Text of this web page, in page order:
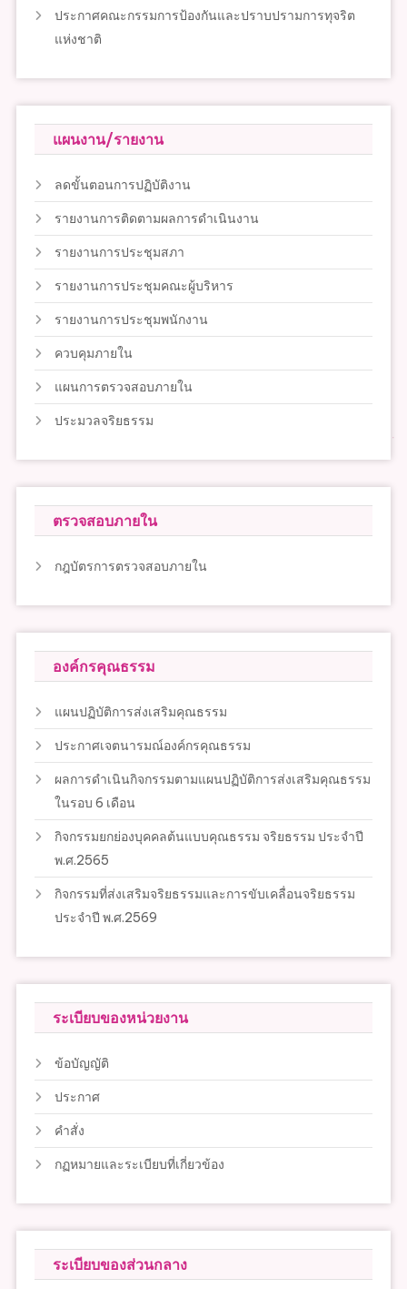
ประกาศคณะกรรมการป้องกันและปราบปรามการทุจริต
แห่งชาติ
แผนงาน/รายงาน
ลดขั้นตอนการปฏิบัติงาน
รายงานการติดตามผลการดำเนินงาน
รายงานการประชุมสภา
รายงานการประชุมคณะผู้บริหาร
รายงานการประชุมพนักงาน
ควบคุมภายใน
แผนการตรวจสอบภายใน
ประมวลจริยธรรม
ตรวจสอบภายใน
กฎบัตรการตรวจสอบภายใน
องค์กรคุณธรรม
แผนปฏิบัติการส่งเสริมคุณธรรม
ประกาศเจตนารมณ์องค์กรคุณธรรม
ผลการดำเนินกิจกรรมตามแผนปฏิบัติการส่งเสริมคุณธรรม
ในรอบ 6 เดือน
กิจกรรมยกย่องบุคคลต้นแบบคุณธรรม จริยธรรม ประจำปี
พ.ศ.2565
กิจกรรมที่ส่งเสริมจริยธรรมและการขับเคลื่อนจริยธรรม
ประจำปี พ.ศ.2569
ระเบียบของหน่วยงาน
ข้อบัญญัติ
ประกาศ
คำสั่ง
กฏหมายและระเบียบที่เกี่ยวข้อง
ระเบียบของส่วนกลาง